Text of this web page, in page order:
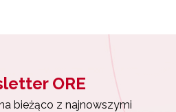
ORE
bieżąco z najnowszymi
z najnowszymi